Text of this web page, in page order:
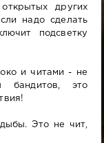
других
надо сделать
подсветку
и читами - не
бандитов, это
Это не чит,